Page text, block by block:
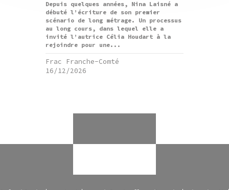
Depuis quelques années, Nina Laisné a
débuté l’écriture de son premier
scénario de long métrage. Un processus
au long cours, dans lequel elle a
invité l’autrice Célia Houdart à la
rejoindre pour une...
Frac Franche-Comté
16/12/2026